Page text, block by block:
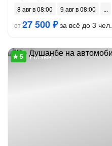
8 авг в 08:00
9 авг в 08:00
от27 500 ₽за всё до 3 чел.
1 отзыв